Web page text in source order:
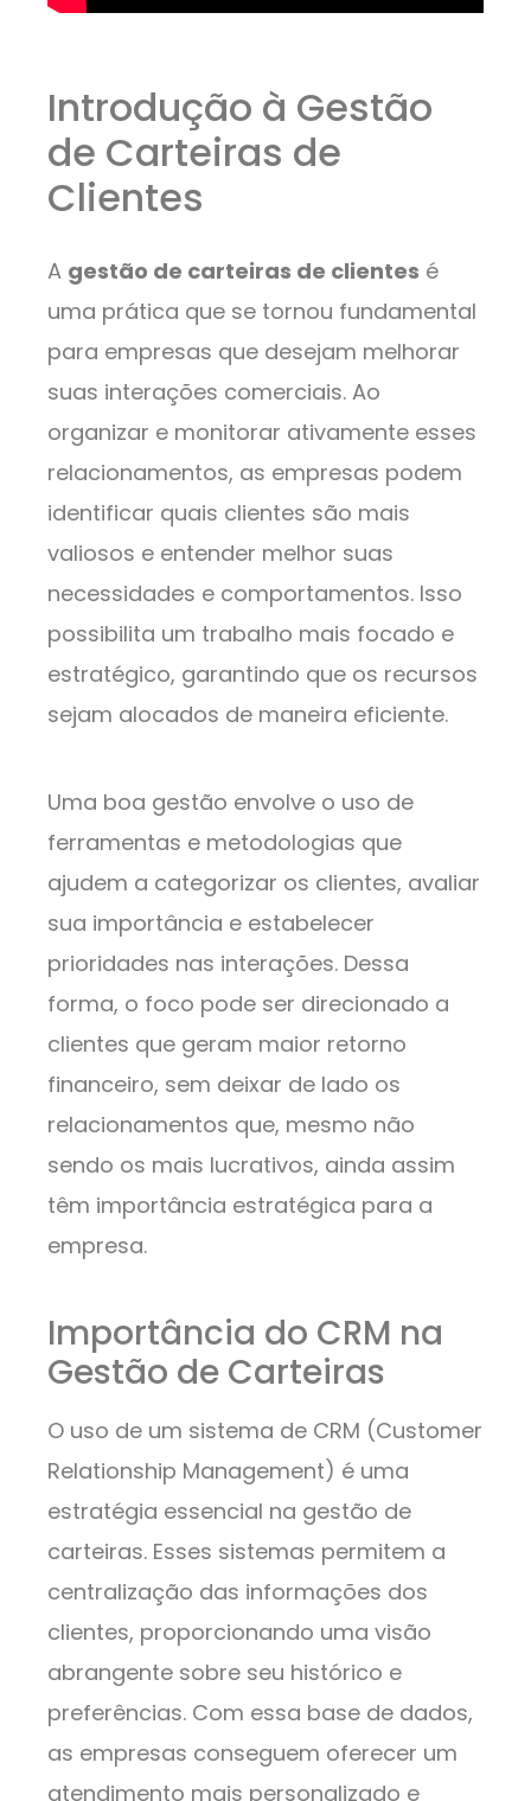
Introdução à Gestão
de Carteiras de
Clientes
A gestão de carteiras de clientes é
uma prática que se tornou fundamental
para empresas que desejam melhorar
suas interações comerciais. Ao
organizar e monitorar ativamente esses
relacionamentos, as empresas podem
identificar quais clientes são mais
valiosos e entender melhor suas
necessidades e comportamentos. Isso
possibilita um trabalho mais focado e
estratégico, garantindo que os recursos
sejam alocados de maneira eficiente.
Uma boa gestão envolve o uso de
ferramentas e metodologias que
ajudem a categorizar os clientes, avaliar
sua importância e estabelecer
prioridades nas interações. Dessa
forma, o foco pode ser direcionado a
clientes que geram maior retorno
financeiro, sem deixar de lado os
relacionamentos que, mesmo não
sendo os mais lucrativos, ainda assim
têm importância estratégica para a
empresa.
Importância do CRM na
Gestão de Carteiras
O uso de um sistema de CRM (Customer
Relationship Management) é uma
estratégia essencial na gestão de
carteiras. Esses sistemas permitem a
centralização das informações dos
clientes, proporcionando uma visão
abrangente sobre seu histórico e
preferências. Com essa base de dados,
as empresas conseguem oferecer um
atendimento mais personalizado e